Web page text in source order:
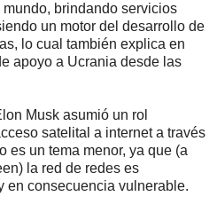
brindando servicios
un motor del desarrollo de
lo cual también explica en
apoyo a Ucrania desde las
Musk asumió un rol
satelital a internet a través
es un tema menor, ya que (a
la red de redes es
en consecuencia vulnerable.